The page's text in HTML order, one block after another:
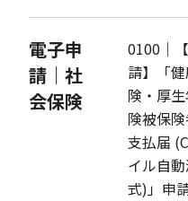
電子申
請｜社
会保険
0100｜
請】「
険・厚
険被保
支払届
イル自
式)」申